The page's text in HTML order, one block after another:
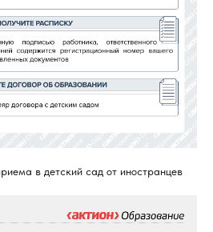
в детский сад от иностранцев